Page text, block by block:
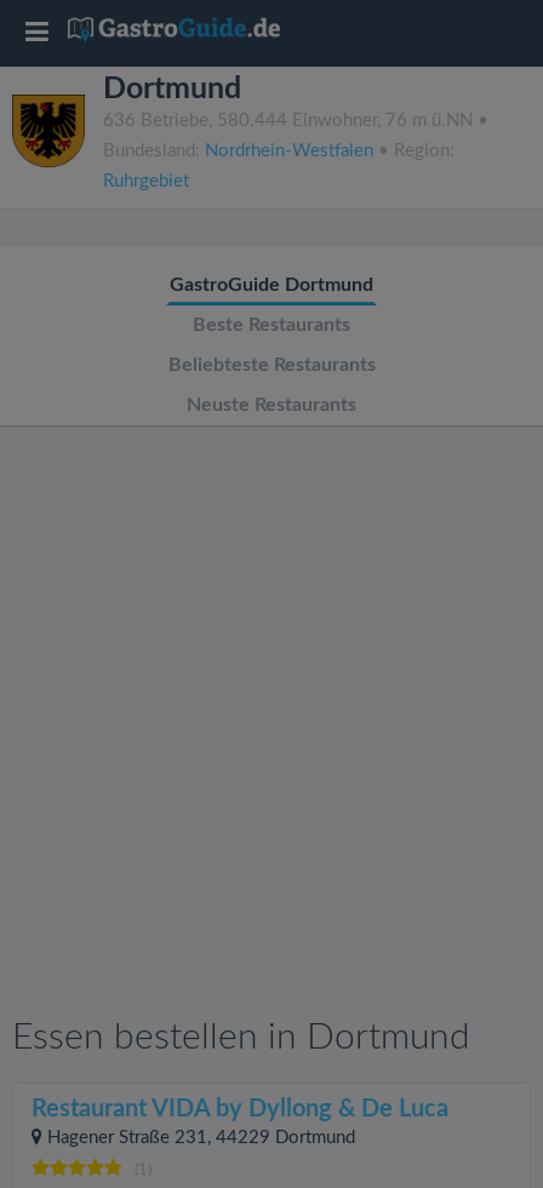
Dortmund
636 Betriebe, 580.444 Einwohner, 76 m ü.NN •
Bundesland: Nordrhein-Westfalen • Region:
Ruhrgebiet
GastroGuide Dortmund
Beste Restaurants
Beliebteste Restaurants
Neuste Restaurants
Essen bestellen in Dortmund
Restaurant VIDA by Dyllong & De Luca
Hagener Straße 231, 44229 Dortmund
(1)
T
o
g